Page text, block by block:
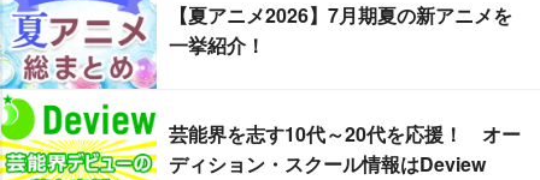
【夏アニメ2026】7月期夏の新アニメを
一挙紹介！
芸能界を志す10代～20代を応援！ オー
ディション・スクール情報はDeview